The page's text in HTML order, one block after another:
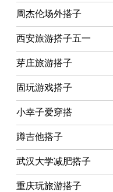
周杰伦场外搭子
西安旅游搭子五一
芽庄旅游搭子
固玩游戏搭子
小幸子爱穿搭
蹲吉他搭子
武汉大学减肥搭子
重庆玩旅游搭子